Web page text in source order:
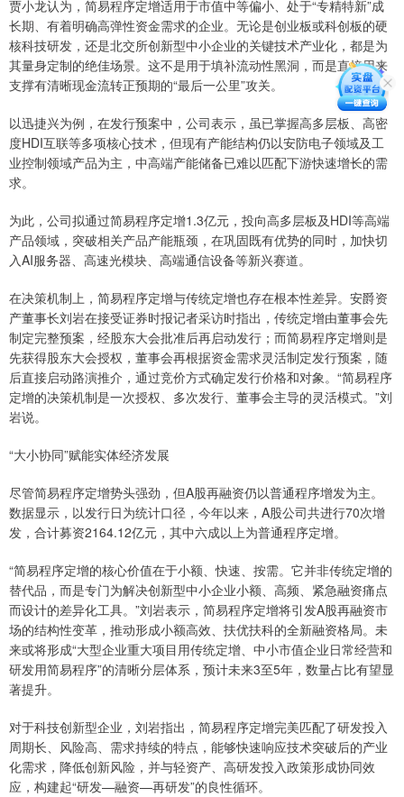
贾小龙认为，简易程序定增适用于市值中等偏小、处于“专精特新”成
长期、有着明确高弹性资金需求的企业。无论是创业板或科创板的硬
核科技研发，还是北交所创新型中小企业的关键技术产业化，都是为
其量身定制的绝佳场景。这不是用于填补流动性黑洞，而是直接用来
支撑有清晰现金流转正预期的“最后一公里”攻关。
以迅捷兴为例，在发行预案中，公司表示，虽已掌握高多层板、高密
度HDI互联等多项核心技术，但现有产能结构仍以安防电子领域及工
业控制领域产品为主，中高端产能储备已难以匹配下游快速增长的需
求。
为此，公司拟通过简易程序定增1.3亿元，投向高多层板及HDI等高端
产品领域，突破相关产品产能瓶颈，在巩固既有优势的同时，加快切
入AI服务器、高速光模块、高端通信设备等新兴赛道。
在决策机制上，简易程序定增与传统定增也存在根本性差异。安爵资
产董事长刘岩在接受证券时报记者采访时指出，传统定增由董事会先
制定完整预案，经股东大会批准后再启动发行；而简易程序定增则是
先获得股东大会授权，董事会再根据资金需求灵活制定发行预案，随
后直接启动路演推介，通过竞价方式确定发行价格和对象。“简易程序
定增的决策机制是一次授权、多次发行、董事会主导的灵活模式。”刘
岩说。
“大小协同”赋能实体经济发展
尽管简易程序定增势头强劲，但A股再融资仍以普通程序增发为主。
数据显示，以发行日为统计口径，今年以来，A股公司共进行70次增
发，合计募资2164.12亿元，其中六成以上为普通程序定增。
“简易程序定增的核心价值在于小额、快速、按需。它并非传统定增的
替代品，而是专门为解决创新型中小企业小额、高频、紧急融资痛点
而设计的差异化工具。”刘岩表示，简易程序定增将引发A股再融资市
场的结构性变革，推动形成小额高效、扶优扶科的全新融资格局。未
来或将形成“大型企业重大项目用传统定增、中小市值企业日常经营和
研发用简易程序”的清晰分层体系，预计未来3至5年，数量占比有望显
著提升。
对于科技创新型企业，刘岩指出，简易程序定增完美匹配了研发投入
周期长、风险高、需求持续的特点，能够快速响应技术突破后的产业
化需求，降低创新风险，并与轻资产、高研发投入政策形成协同效
应，构建起“研发—融资—再研发”的良性循环。